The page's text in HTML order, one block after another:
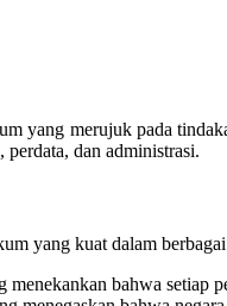
yang merujuk pada
dan administrasi.
yang kuat dalam
menekankan bahwa setiap